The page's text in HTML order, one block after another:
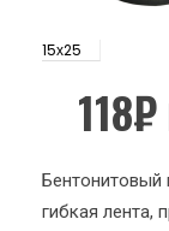
15х25
118₽
Бентонитовый
гибкая лента,